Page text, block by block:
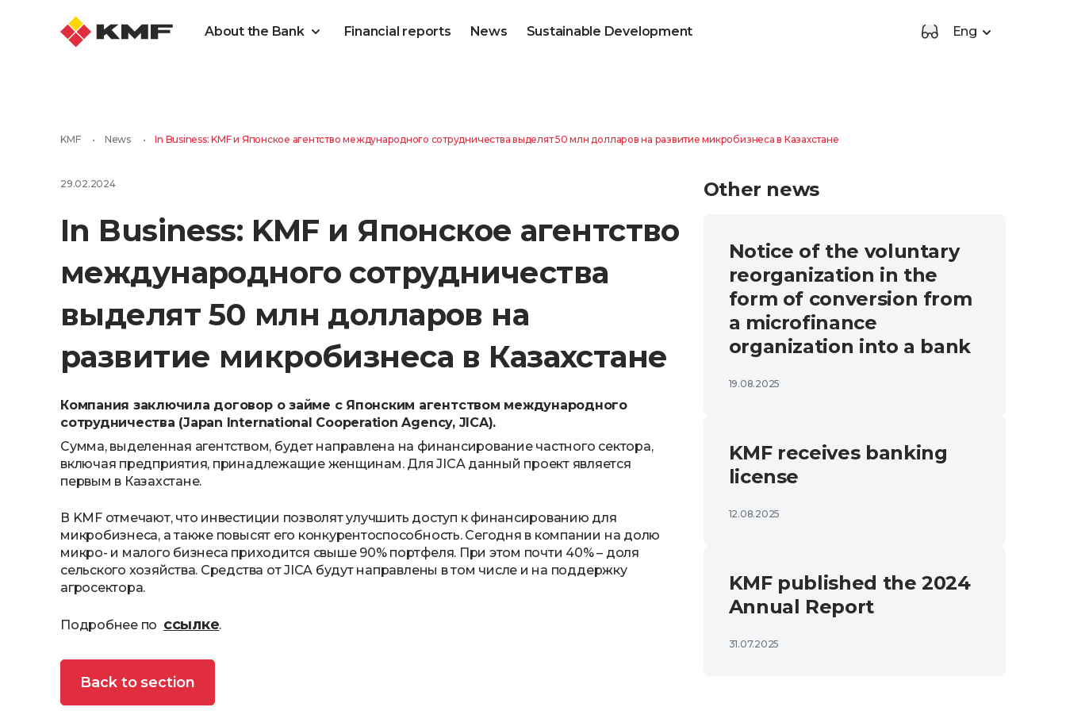
About the Bank Financial reports News Sustainable Development Eng
KMF • News • In Business: KMF и Японское агентство международного сотрудничества выделят 50 млн долларов на развитие микробизнеса в Казахстане
29.02.2024
In Business: KMF и Японское агентство
международного сотрудничества
выделят 50 млн долларов на
развитие микробизнеса в Казахстане
Компания заключила договор о займе с Японским агентством международного
сотрудничества (Japan International Cooperation Agency, JICA).
Сумма, выделенная агентством, будет направлена на финансирование частного сектора,
включая предприятия, принадлежащие женщинам. Для JICA данный проект является
первым в Казахстане.
В KMF отмечают, что инвестиции позволят улучшить доступ к финансированию для
микробизнеса, а также повысят его конкурентоспособность. Сегодня в компании на долю
микро- и малого бизнеса приходится свыше 90% портфеля. При этом почти 40% – доля
сельского хозяйства. Средства от JICA будут направлены в том числе и на поддержку
агросектора.
Подробнее по ссылке.
Back to section
Other news
Notice of the voluntary
reorganization in the
form of conversion from
a microfinance
organization into a bank
19.08.2025
KMF receives banking
license
12.08.2025
KMF published the 2024
Annual Report
31.07.2025